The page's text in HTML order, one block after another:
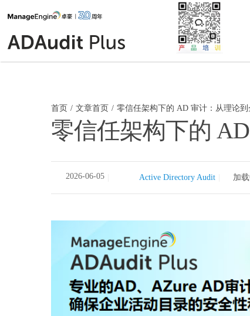
首页 文章首页 零信任架构下的 AD 审计：从理论
零信任架构下的
2026-06-05 Active Directory Audit 35